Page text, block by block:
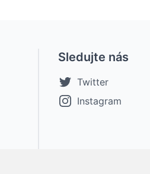
Sledujte nás
Twitter
Instagram